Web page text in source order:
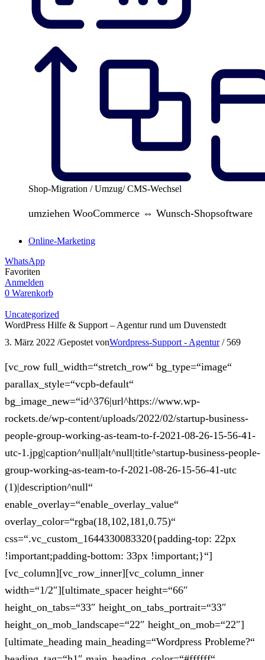
Shop-Migration / Umzug/ CMS-Wechsel
umziehen WooCommerce ⇔ Wunsch-Shopsoftware
Online-Marketing
WhatsApp
Favoriten
Anmelden
0 Warenkorb
Uncategorized
WordPress Hilfe & Support – Agentur rund um Duvenstedt
3. März 2022 /Gepostet vonWordpress-Support - Agentur / 569
[vc_row full_width=“stretch_row“ bg_type=“image“
parallax_style=“vcpb-default“
bg_image_new=“id^376|url^https://www.wp-
rockets.de/wp-content/uploads/2022/02/startup-business-
people-group-working-as-team-to-f-2021-08-26-15-56-41-
utc-1.jpg|caption^null|alt^null|title^startup-business-people-
group-working-as-team-to-f-2021-08-26-15-56-41-utc
(1)|description^null“
enable_overlay=“enable_overlay_value“
overlay_color=“rgba(18,102,181,0.75)“
css=“.vc_custom_1644330083320{padding-top: 22px
!important;padding-bottom: 33px !important;}“]
[vc_column][vc_row_inner][vc_column_inner
width=“1/2″][ultimate_spacer height=“66″
height_on_tabs=“33″ height_on_tabs_portrait=“33″
height_on_mob_landscape=“22″ height_on_mob=“22″]
[ultimate_heading main_heading=“Wordpress Probleme?“